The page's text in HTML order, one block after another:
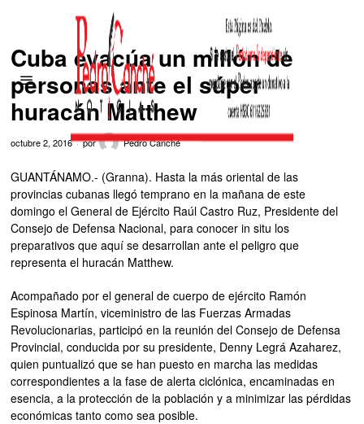
Cuba evacúa un millón de
personas ante el súper
huracán Matthew
octubre 2, 2016 por Pedro Canché
GUANTÁNAMO.- (Granna). Hasta la más oriental de las
provincias cubanas llegó temprano en la mañana de este
domingo el General de Ejército Raúl Castro Ruz, Presidente del
Consejo de Defensa Nacional, para conocer in situ los
preparativos que aquí se desarrollan ante el peligro que
representa el huracán Matthew.
Acompañado por el general de cuerpo de ejército Ramón
Espinosa Martín, viceministro de las Fuerzas Armadas
Revolucionarias, participó en la reunión del Consejo de Defensa
Provincial, conducida por su presidente, Denny Legrá Azaharez,
quien puntualizó que se han puesto en marcha las medidas
correspondientes a la fase de alerta ciclónica, encaminadas en
esencia, a la protección de la población y a minimizar las pérdidas
económicas tanto como sea posible.